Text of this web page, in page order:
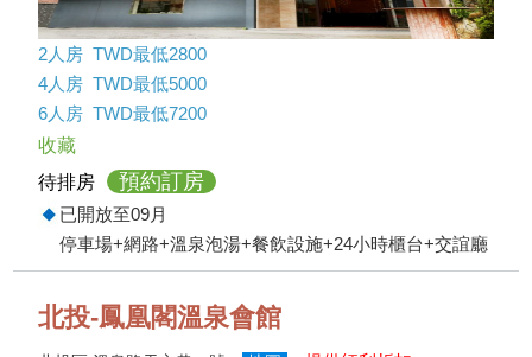
2人房 TWD最低2800
4人房 TWD最低5000
6人房 TWD最低7200
收藏
待排房
預約訂房
已開放至09月
停車場+網路+溫泉泡湯+餐飲設施+24小時櫃台+交誼廳
北投-鳳凰閣溫泉會館